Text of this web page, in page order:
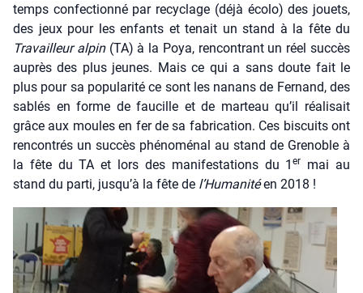
temps confec­tion­né par recy­clage (déjà éco­lo) des jouets,
des jeux pour les enfants et tenait un stand à la fête du
Tra­vailleur alpin(TA) à la Poya, ren­con­trant un réel suc­cès
auprès des plus jeunes. Mais ce qui a sans doute fait le
plus pour sa popu­la­ri­té ce sont les nanans de Fer­nand, des
sablés en forme de fau­cille et de mar­teau qu’il réa­li­sait
grâce aux moules en fer de sa fabri­ca­tion. Ces bis­cuits ont
ren­con­trés un suc­cès phé­no­mé­nal au stand de Gre­noble à
la fête du TA et lors des mani­fes­ta­tions du 1er
mai au
stand du par­ti, jus­qu’à la fête de l’Hu­ma­ni­téen 2018 !